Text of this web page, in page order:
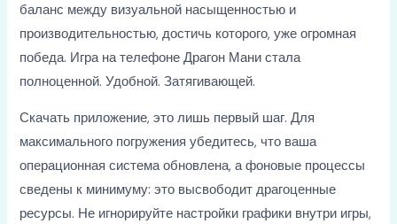
баланс между визуальной насыщенностью и
производительностью, достичь которого, уже огромная
победа. Игра на телефоне Драгон Мани стала
полноценной. Удобной. Затягивающей.
Скачать приложение, это лишь первый шаг. Для
максимального погружения убедитесь, что ваша
операционная система обновлена, а фоновые процессы
сведены к минимуму: это высвободит драгоценные
ресурсы. Не игнорируйте настройки графики внутри игры,